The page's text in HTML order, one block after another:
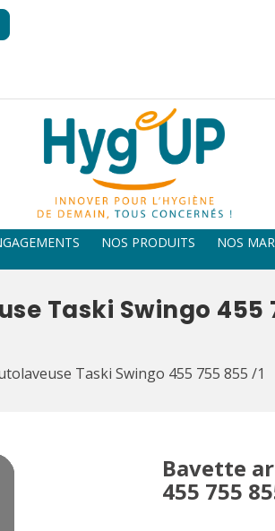
NOS PRODUITS NOS
Taski Swingo 455
Taski Swingo 455 755 855 /1
Bavette
455 755